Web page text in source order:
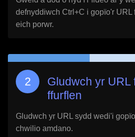
defnyddiwch Ctrl+C i gopïo'r URL
eich porwr.
Gludwch yr URL
ffurflen
Gludwch yr URL sydd wedi'i
chwilio amdano.